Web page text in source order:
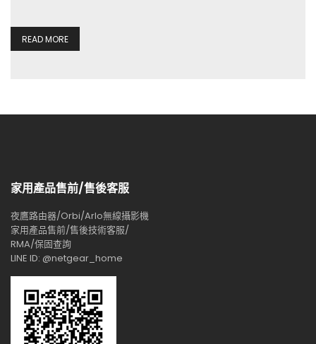
READ MORE
家用產品售前/售後客服
夜鷹路由器/Orbi/Arlo無線攝影機
家用產品售前/售後技術客服/
RMA/保固查詢
LINE ID: @netgear_home